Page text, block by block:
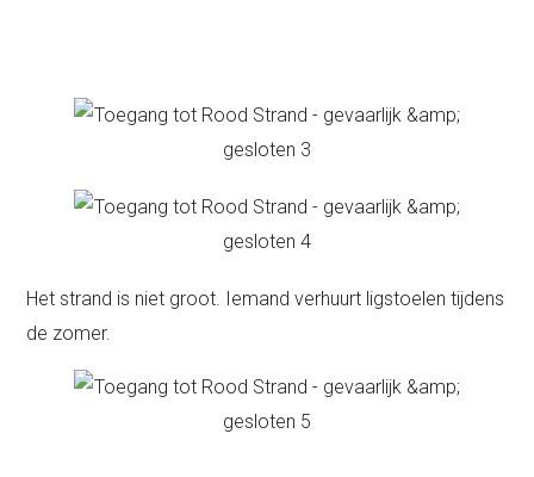
Het strand is niet groot. Iemand verhuurt ligstoelen tijdens
de zomer.